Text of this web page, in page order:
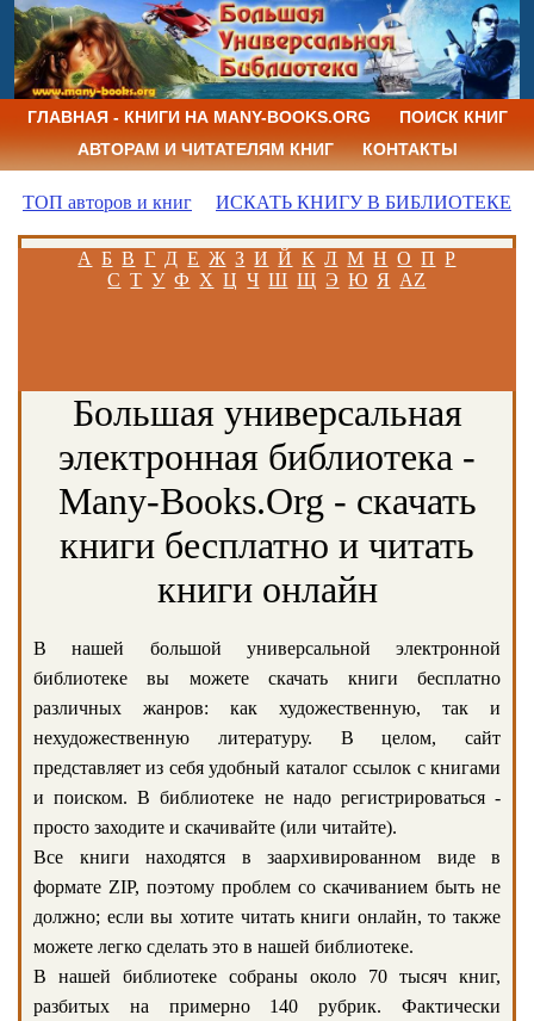
ГЛАВНАЯ - КНИГИ НА MANY-BOOKS.ORG
ПОИСК КНИГ
АВТОРАМ И ЧИТАТЕЛЯМ КНИГ
КОНТАКТЫ
ТОП авторов и книг ИСКАТЬ КНИГУ В БИБЛИОТЕКЕ
А Б В Г Д Е Ж З И Й К Л М Н О П Р
С Т У Ф Х Ц Ч Ш Щ Э Ю Я AZ
Большая универсальная
электронная библиотека -
Many-Books.Org - скачать
книги бесплатно и читать
книги онлайн
В нашей большой универсальной электронной
библиотеке вы можете скачать книги бесплатно
различных жанров: как художественную, так и
нехудожественную литературу. В целом, сайт
представляет из себя удобный каталог ссылок с книгами
и поиском. В библиотеке не надо регистрироваться -
просто заходите и скачивайте (или читайте).
Все книги находятся в заархивированном виде в
формате ZIP, поэтому проблем со скачиванием быть не
должно; если вы хотите читать книги онлайн, то также
можете легко сделать это в нашей библиотеке.
В нашей библиотеке собраны около 70 тысяч книг,
разбитых на примерно 140 рубрик. Фактически